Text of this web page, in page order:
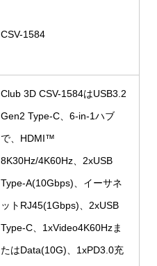
CSV-1584
Club 3D CSV-1584はUSB3.2
Gen2 Type-C、6-in-1ハブ
で、HDMI™
8K30Hz/4K60Hz、2xUSB
Type-A(10Gbps)、イーサネ
ットRJ45(1Gbps)、2xUSB
Type-C、1xVideo4K60Hzま
たはData(10G)、1xPD3.0充